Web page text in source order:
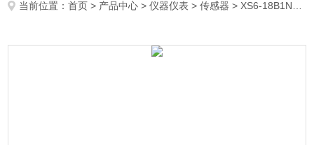
当前位置：首页 > 产品中心 >仪器仪表 >传感器 > XS6-18B1NAL2光电传感器施耐德低价抛售